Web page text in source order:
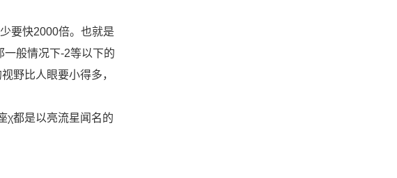
要快2000倍。也就是
般情况下-2等以下的
野比人眼要小得多，
χ都是以亮流星闻名的